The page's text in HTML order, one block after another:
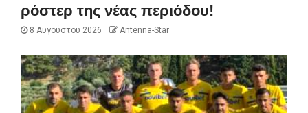
ρόστερ της νέας περιόδου!
8 Αυγούστου 2026 Antenna-Star